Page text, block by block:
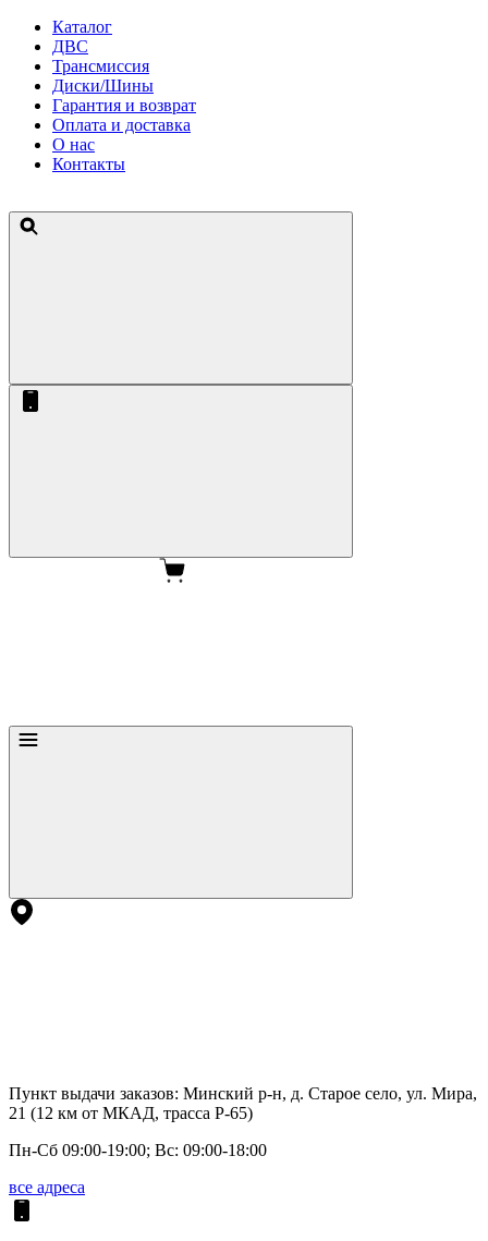
Каталог
ДВС
Трансмиссия
Диски/Шины
Гарантия и возврат
Оплата и доставка
О нас
Контакты
Пункт выдачи заказов: Минский р-н, д. Старое село, ул. Мира,
21 (12 км от МКАД, трасса P-65)
Пн-Сб 09:00-19:00; Вс: 09:00-18:00
все адреса